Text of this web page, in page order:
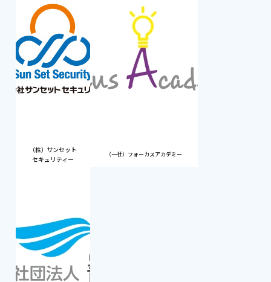
（株）サンセット
セキュリティー
（一社）フォーカスアカデミー